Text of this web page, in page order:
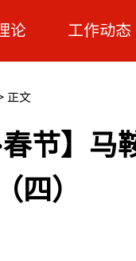
论 工作动态
正文
春节】
四）